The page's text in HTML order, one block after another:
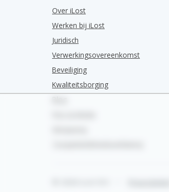
Over iLost
Werken bij iLost
Juridisch
Verwerkingsovereenkomst
Beveiliging
Kwaliteitsborging